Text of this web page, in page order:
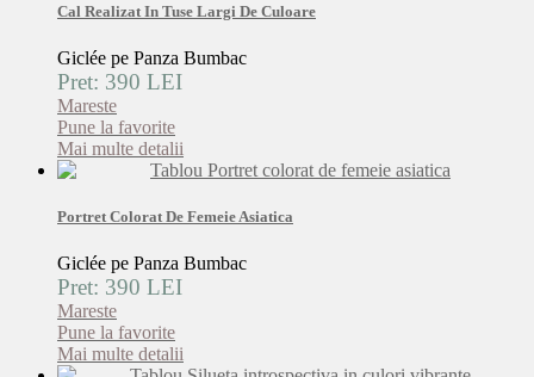
Cal Realizat In Tuse Largi De Culoare
Giclée pe Panza Bumbac
Pret: 390 LEI
Mareste
Pune la favorite
Mai multe detalii
Portret Colorat De Femeie Asiatica
Giclée pe Panza Bumbac
Pret: 390 LEI
Mareste
Pune la favorite
Mai multe detalii